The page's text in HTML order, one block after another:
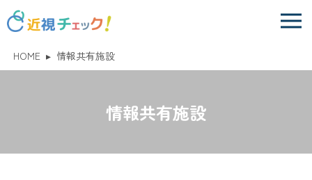
HOME ▸ 情報共有施設
情報共有施設